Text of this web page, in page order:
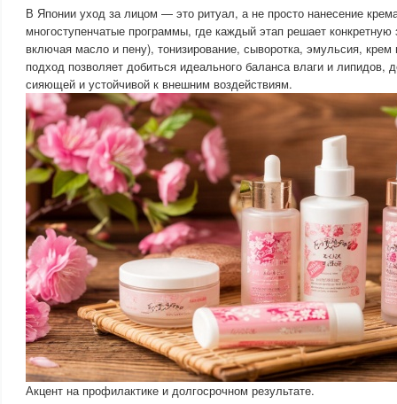
В Японии уход за лицом — это ритуал, а не просто нанесение
многоступенчатые программы, где каждый этап решает
включая масло и пену), тонизирование, сыворотка, эмульсия,
подход позволяет добиться идеального баланса влаги и липидов,
сияющей и устойчивой к внешним воздействиям.
Акцент на профилактике и долгосрочном результате.